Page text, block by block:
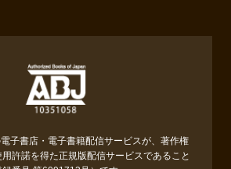
子書店・電子書籍配信サービスが、著作権
許諾を得た正規版配信サービスであること